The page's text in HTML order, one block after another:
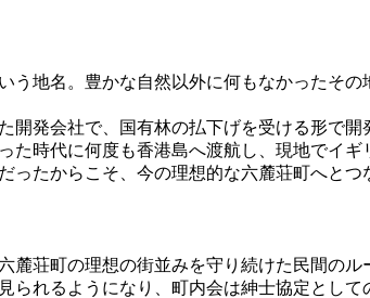
う地名。豊かな自然以外に何もなかったそ
発会社で、国有林の払下げを受ける形で開
時代に何度も香港島へ渡航し、現地でイ
たからこそ、今の理想的な六麓荘町へとつ
荘町の理想の街並みを守り続けた民間の
れるようになり、町内会は紳士協定とし